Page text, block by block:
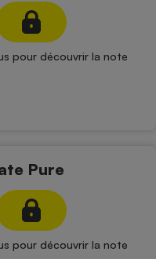
pour découvrir la note
Pure
pour découvrir la note